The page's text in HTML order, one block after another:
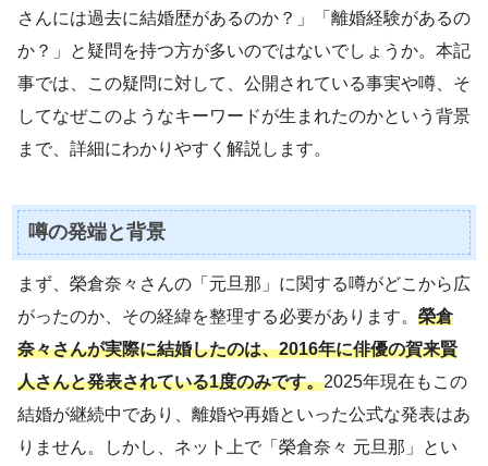
さんには過去に結婚歴があるのか？」「離婚経験があるの
か？」と疑問を持つ方が多いのではないでしょうか。本記
事では、この疑問に対して、公開されている事実や噂、そ
してなぜこのようなキーワードが生まれたのかという背景
まで、詳細にわかりやすく解説します。
噂の発端と背景
まず、榮倉奈々さんの「元旦那」に関する噂がどこから広
がったのか、その経緯を整理する必要があります。 榮倉
奈々さんが実際に結婚したのは、2016年に俳優の賀来賢
人さんと発表されている1度のみです。2025年現在もこの
結婚が継続中であり、離婚や再婚といった公式な発表はあ
りません。しかし、ネット上で「榮倉奈々 元旦那」とい